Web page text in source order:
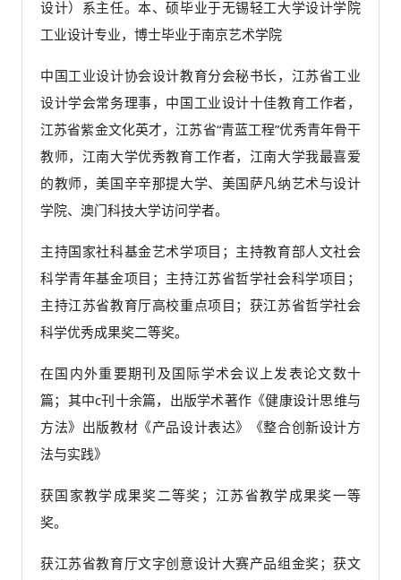
设计）系主任。本、硕毕业于无锡轻工大学设计学院
工业设计专业，博士毕业于南京艺术学院
中国工业设计协会设计教育分会秘书长，江苏省工业
设计学会常务理事，中国工业设计十佳教育工作者，
江苏省紫金文化英才，江苏省“青蓝工程”优秀青年骨干
教师，江南大学优秀教育工作者，江南大学我最喜爱
的教师，美国辛辛那提大学、美国萨凡纳艺术与设计
学院、澳门科技大学访问学者。
主持国家社科基金艺术学项目；主持教育部人文社会
科学青年基金项目；主持江苏省哲学社会科学项目；
主持江苏省教育厅高校重点项目；获江苏省哲学社会
科学优秀成果奖二等奖。
在国内外重要期刊及国际学术会议上发表论文数十
篇；其中c刊十余篇，出版学术著作《健康设计思维与
方法》出版教材《产品设计表达》《整合创新设计方
法与实践》
获国家教学成果奖二等奖；江苏省教学成果奖一等
奖。
获江苏省教育厅文字创意设计大赛产品组金奖；获文